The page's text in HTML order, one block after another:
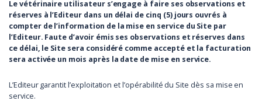
Le vétérinaire utilisateur s’engage à faire ses observations et
réserves à l’Editeur dans un délai de cinq (5) jours ouvrés à
compter de l’information de la mise en service du Site par
l’Editeur. Faute d’avoir émis ses observations et réserves dans
ce délai, le Site sera considéré comme accepté et la facturation
sera activée un mois après la date de mise en service.
L’Editeur garantit l’exploitation et l’opérabilité du Site dès sa mise en
service.